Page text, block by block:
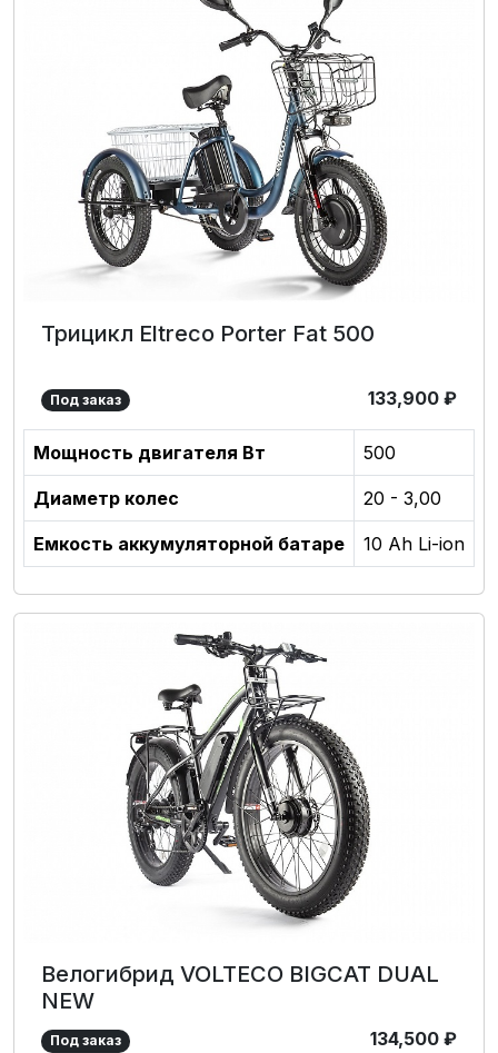
Трицикл Eltreco Porter Fat 500
Под заказ 133,900 ₽
Мощность двигателя Вт 500
Диаметр колес 20 - 3,00
Емкость аккумуляторной батаре 10 Ah Li-ion
Велогибрид VOLTECO BIGCAT DUAL
NEW
Под заказ 134,500 ₽